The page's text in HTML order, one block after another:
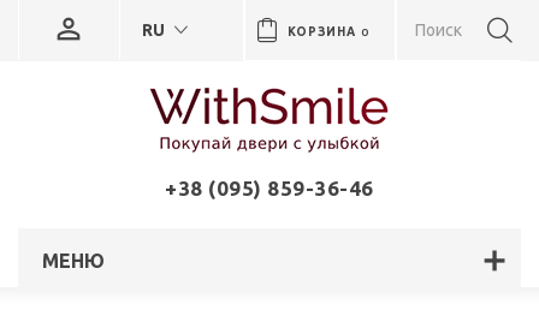
КОРЗИНА 0
RU
+38 (095) 859-36-46
МЕНЮ